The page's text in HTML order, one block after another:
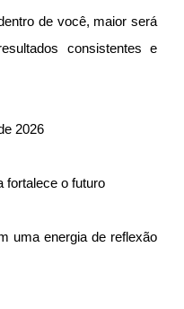
de você, maior será
consistentes e
2026
fortalece o futuro
uma energia de reflexão